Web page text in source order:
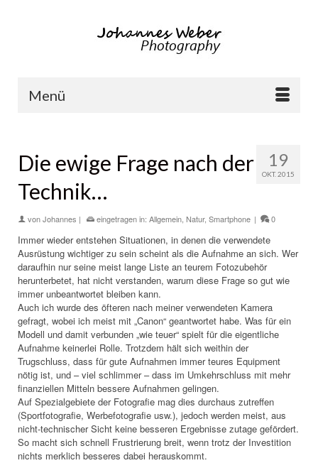
Menü
19
OKT. 2015
Die ewige Frage nach der
Technik…
vonJohannes | eingetragen in: Allgemein Natur, Smartphone | 0
Immer wieder entstehen Situationen, in denen die verwendete
Ausrüstung wichtiger zu sein scheint als die Aufnahme an sich. Wer
daraufhin nur seine meist lange Liste an teurem Fotozubehör
herunterbetet, hat nicht verstanden, warum diese Frage so gut wie
immer unbeantwortet bleiben kann.
Auch ich wurde des öfteren nach meiner verwendeten Kamera
gefragt, wobei ich meist mit „Canon“ geantwortet habe. Was für ein
Modell und damit verbunden „wie teuer“ spielt für die eigentliche
Aufnahme keinerlei Rolle. Trotzdem hält sich weithin der
Trugschluss, dass für gute Aufnahmen immer teures Equipment
nötig ist, und – viel schlimmer – dass im Umkehrschluss mit mehr
finanziellen Mitteln bessere Aufnahmen gelingen.
Auf Spezialgebiete der Fotografie mag dies durchaus zutreffen
(Sportfotografie, Werbefotografie usw.), jedoch werden meist, aus
nicht-technischer Sicht keine besseren Ergebnisse zutage gefördert.
So macht sich schnell Frustrierung breit, wenn trotz der Investition
nichts merklich besseres dabei herauskommt.